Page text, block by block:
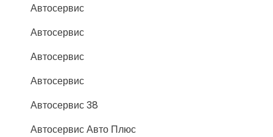
Автосервис
Автосервис
Автосервис
Автосервис
Автосервис 38
Автосервис Авто Плюс